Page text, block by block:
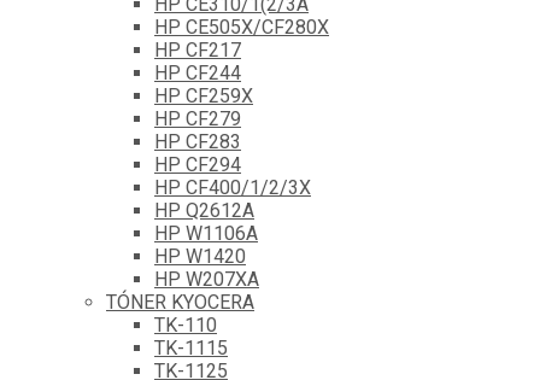
HP CE505X/CF280X
HP CF217
HP CF244
HP CF259X
HP CF279
HP CF283
HP CF294
HP CF400/1/2/3X
HP Q2612A
HP W1106A
HP W1420
HP W207XA
TÓNER KYOCERA
TK-110
TK-1115
TK-1125